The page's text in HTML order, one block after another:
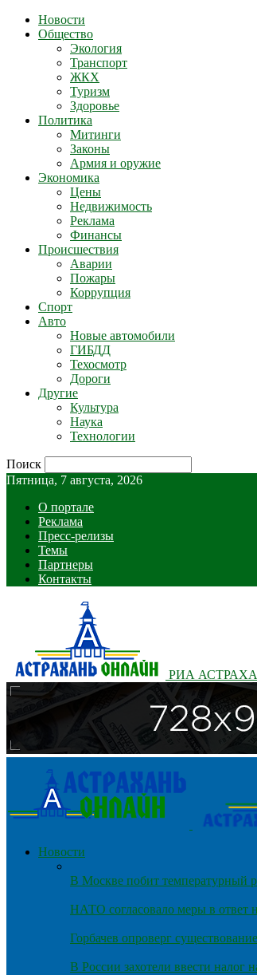
Новости
Общество
Экология
Транспорт
ЖКХ
Туризм
Здоровье
Политика
Митинги
Законы
Армия и оружие
Экономика
Цены
Недвижимость
Реклама
Финансы
Происшествия
Аварии
Пожары
Коррупция
Спорт
Авто
Новые автомобили
ГИБДД
Техосмотр
Дороги
Другие
Культура
Наука
Технологии
Поиск
Пятница, 7 августа, 2026
О портале
Реклама
Пресс-релизы
Темы
Партнеры
Контакты
РИА
Новости
В Москве побит температурный
НАТО согласовало меры в ответ
Горбачев опроверг
В России захотели ввести налог